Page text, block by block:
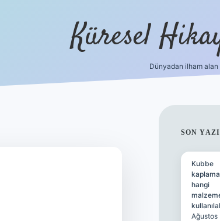
Küresel
Dünyadan ilham
SON
Kubbe
hangi
Ağustos